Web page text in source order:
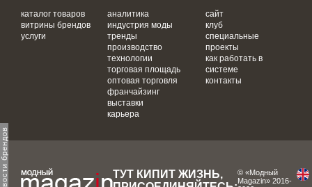
каталог товаров
витрины брендов
услуги
аналитика
индустрия моды
тренды
производство
технологии
торговая площадь
оптовая торговля
франчайзинг
выставки
карьера
сайт
клуб
специальные
проекты
как работать в
системе
контакты
ТУТ КИПИТ ЖИЗНЬ,
© «Модный
Magazin» 2016-